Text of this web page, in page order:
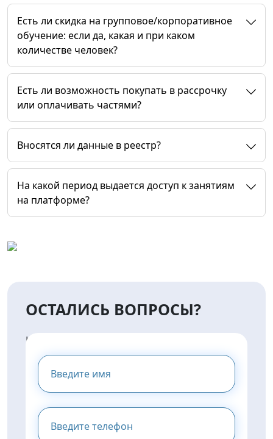
Есть ли скидка на групповое/корпоративное
обучение: если да, какая и при каком
количестве человек?
Есть ли возможность покупать в рассрочку
или оплачивать частями?
Вносятся ли данные в реестр?
На какой период выдается доступ к занятиям
на платформе?
ОСТАЛИСЬ ВОПРОСЫ?
НАПИШИТЕ НАМ И МЫ
ПРЕДОСТАВИМ ВАМ
КОНСУЛЬТАЦИЮ